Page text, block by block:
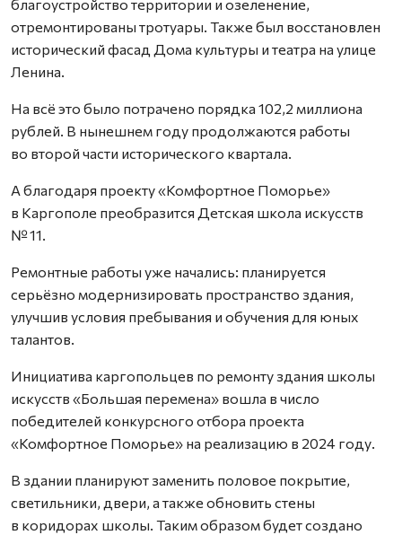
благоустройство территории и озеленение,
отремонтированы тротуары. Также был восстановлен
исторический фасад Дома культуры и театра на улице
Ленина.
На всё это было потрачено порядка 102,2 миллиона
рублей. В нынешнем году продолжаются работы
во второй части исторического квартала.
А благодаря проекту «Комфортное Поморье»
в Каргополе преобразится Детская школа искусств
№ 11.
Ремонтные работы уже начались: планируется
серьёзно модернизировать пространство здания,
улучшив условия пребывания и обучения для юных
талантов.
Инициатива каргопольцев по ремонту здания школы
искусств «Большая перемена» вошла в число
победителей конкурсного отбора проекта
«Комфортное Поморье» на реализацию в 2024 году.
В здании планируют заменить половое покрытие,
светильники, двери, а также обновить стены
в коридорах школы. Таким образом будет создано